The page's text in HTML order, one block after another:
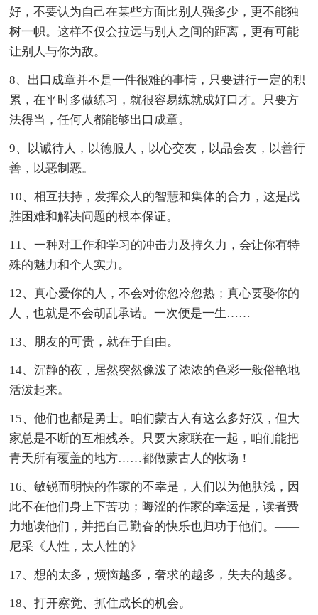
好，不要认为自己在某些方面比别人强多少，更不能独
树一帜。这样不仅会拉远与别人之间的距离，更有可能
让别人与你为敌。
8、出口成章并不是一件很难的事情，只要进行一定的积
累，在平时多做练习，就很容易练就成好口才。只要方
法得当，任何人都能够出口成章。
9、以诚待人，以德服人，以心交友，以品会友，以善行
善，以恶制恶。
10、相互扶持，发挥众人的智慧和集体的合力，这是战
胜困难和解决问题的根本保证。
11、一种对工作和学习的冲击力及持久力，会让你有特
殊的魅力和个人实力。
12、真心爱你的人，不会对你忽冷忽热；真心要娶你的
人，也就是不会胡乱承诺。一次便是一生……
13、朋友的可贵，就在于自由。
14、沉静的夜，居然突然像泼了浓浓的色彩一般俗艳地
活泼起来。
15、他们也都是勇士。咱们蒙古人有这么多好汉，但大
家总是不断的互相残杀。只要大家联在一起，咱们能把
青天所有覆盖的地方……都做蒙古人的牧场！
16、敏锐而明快的作家的不幸是，人们以为他肤浅，因
此不在他们身上下苦功；晦涩的作家的幸运是，读者费
力地读他们，并把自己勤奋的快乐也归功于他们。——
尼采《人性，太人性的》
17、想的太多，烦恼越多，奢求的越多，失去的越多。
18、打开察觉、抓住成长的机会。